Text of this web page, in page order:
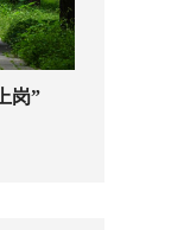
岗”